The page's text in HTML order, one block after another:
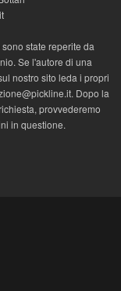
state reperite da
Se l'autore di una
nostro sito leda i propri
Dopo la
provvederemo
in questione.